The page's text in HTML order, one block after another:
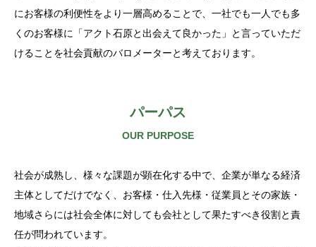
にお客様の利便性をより一層高めることで、一社でも一人でも多
くのお客様に「アクト石原と出会えて良かった」と言っていただ
けることを社会貢献のバロメーターと考えております。
パーパス
OUR PURPOSE
社会が成熟し、様々な課題が顕在化する中で、企業が単なる経済
主体としてだけでなく、お客様・仕入先様・従業員とその家族・
地域さらには社会全体に対しても会社として果たすべき役割と責
任が問われています。